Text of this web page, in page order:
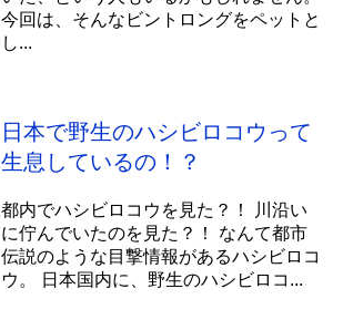
今回は、そんなビントロングをペットと
し...
日本で野生のハシビロコウって
生息しているの！？
都内でハシビロコウを見た？！ 川沿い
に佇んでいたのを見た？！ なんて都市
伝説のような目撃情報があるハシビロコ
ウ。 日本国内に、野生のハシビロコ...